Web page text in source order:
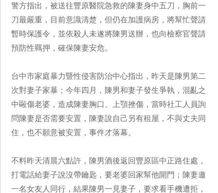
警方指出，被送往豐原醫院急救的陳妻身中五刀，胸前一
刀最嚴重，目前意識清楚，但仍在加護病房，將幫忙聲請
暫時保護令，並依殺人未遂將陳男送辦，也向檢察官聲請
預防性羈押，確保陳妻安危。
台中市家庭暴力暨性侵害防治中心指出，昨天是陳男第二
次對妻子家暴；今年四月，陳男和妻子發生爭執，混亂之
中毆傷老婆，造成陳妻胸口、上顎挫傷，當時社工人員詢
問陳妻是否需要安置，陳妻說自己另有租屋，不與丈夫同
住，也不願意被安置，事件才落幕。
不料昨天清晨六點許，陳男酒後返回豐原區中正路住處，
打電話給妻子說沒帶鑰匙，要老婆回家幫他開門；陳妻邀
一名女友人同行，結果陳男一見妻子，要求看手機遭拒，